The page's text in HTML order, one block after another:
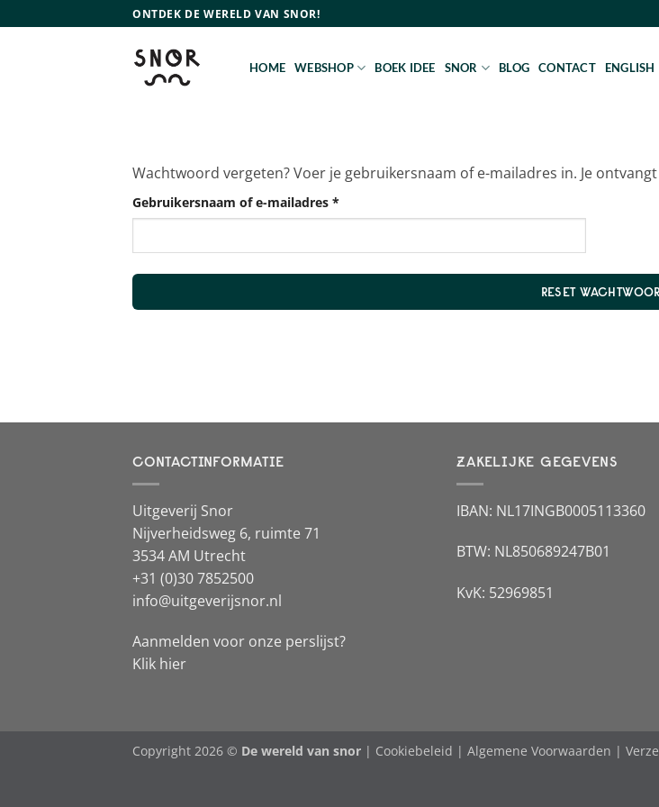
naar
ONTDEK DE WERELD VAN SNOR!
HOME WEBSHOP BOEK IDEE SNOR BLOG CONTACT ENGLISH
Wachtwoord vergeten? Voer je gebruikersnaam of e-mailadres in. Je
Gebruikersnaam of e-mailadres *Vereist
RESET
CONTACTINFORMATIE
Uitgeverij Snor
Nijverheidsweg 6, ruimte 71
3534 AM Utrecht
+31 (0)30 7852500
info@uitgeverijsnor.nl
Aanmelden voor onze perslijst?
Klik hier
ZAKELIJKE GEGEVENS
IBAN: NL17INGB0005113360
BTW: NL850689247B01
KvK: 52969851
Copyright 2026 © De wereld van snor | Cookiebeleid | Algemene Voorwaarden |